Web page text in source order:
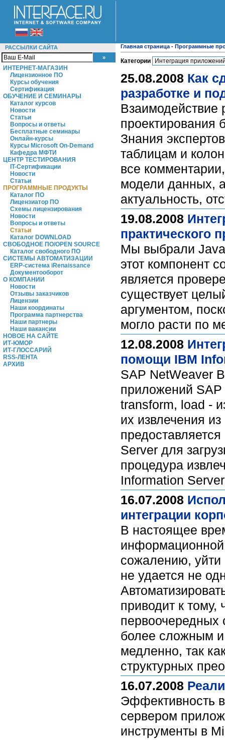
РАССЫЛКИ САЙТА
ИНТЕРНЕТ-МАГАЗИН
Лицензионное ПО
Курсы обучения
Сертификация
ОБУЧЕНИЕ И СЕМИНАРЫ
Каталог курсов
Новости
Статьи
Вопросы и ответы
Бесплатные семинары
Онлайн-курсы
Курсы Microsoft On-Demand
Кафедра МФТИ
ЦЕНТР ТЕСТИРОВАНИЯ
IT-Сертификации
Новости
Статьи
ПРОГРАММНЫЕ ПРОДУКТЫ
Каталог ПО
Лицензиатор ПО
Схемы лицензирования
Новости
Вопросы и ответы
Статьи
Каталог DOWNLOAD
СВОБОДНОЕ ПО/OPEN SOURCE
Каталог свободного ПО
СИСТЕМЫ АВТОМАТИЗАЦИИ
ERP-система iRenaissance
Документооборот
О КОМПАНИИ
Новости
Отзывы заказчиков
Лицензии
Наши координаты
Программа партнерства
Наши партнеры
Наши вакансии
НОВОЕ НА САЙТЕ
ИТ-ЮМОР
ИТ-ГЛОССАРИЙ
RSS-ЛЕНТА
АРХИВ
Главная страница - Программные
Категории
25.08.2008 Как
разработке и
Взаимодействие
проектирования
Знания
таблицам и
все
модели данных,
актуальность,
19.08.2008
практического
Мы выбрали
этот компонент
является
существует
аргументом,
могло расти по
12.08.2008
помощи IBM
SAP NetWeaver
приложений SAP
transform, load -
их извлечения
Server для
процедура
Information
16.07.2008
интеграции
В настоящее
информационной
сожалению, уйти
не удается не
приводит к
первоочередных
более сложным и
медленно, так
структурных
16.07.2008
Эффективность
сервером
инструменты в